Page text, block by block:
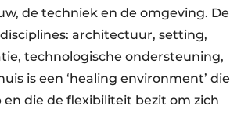
de techniek en de omgeving. De
architectuur, setting,
technologische ondersteuning,
is een ‘healing environment’ die
die de flexibiliteit bezit om zich